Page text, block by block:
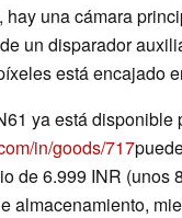
hay una cámara
un disparador
está encajado
ya está disponible
in/goods/717
de 6.999 INR (unos
almacenamiento,